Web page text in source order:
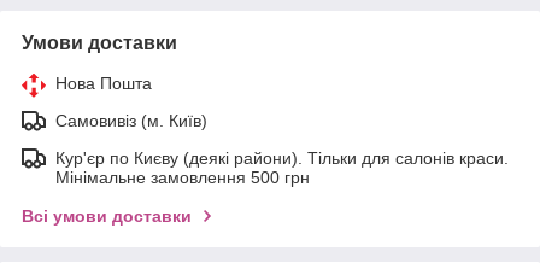
Умови доставки
Нова Пошта
Самовивіз (м. Київ)
Кур'єр по Києву (деякі райони). Тільки для салонів краси.
Мінімальне замовлення 500 грн
Всі умови доставки